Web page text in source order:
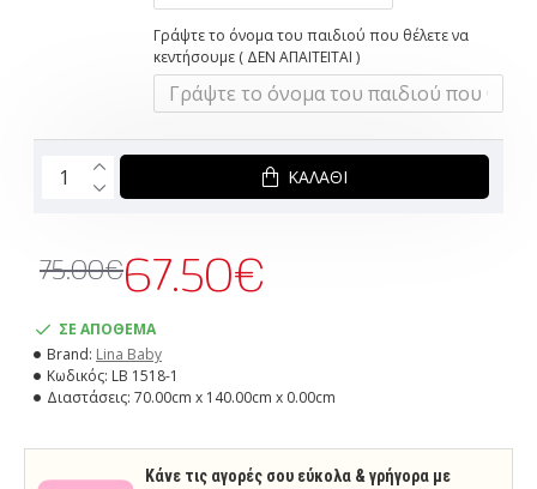
ΣΕ ΑΠΟΘΕΜΑ
Brand: Lina Baby
Κωδικός: LB 1518-1
Διαστάσεις: 70.00cm x 140.00cm x 0.00cm
67.50€
75.00€
Γράψτε το όνομα του παιδιού που θέλετε να
κεντήσουμε ( ΔΕΝ ΑΠΑΙΤΕΙΤΑΙ )
ΚΑΛΆΘΙ
Κάνε τις αγορές σου εύκολα & γρήγορα με